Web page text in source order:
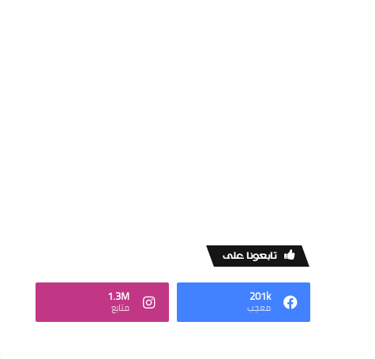
‏تابعونا على
201k
‏معجب
1.3M
‏متابع